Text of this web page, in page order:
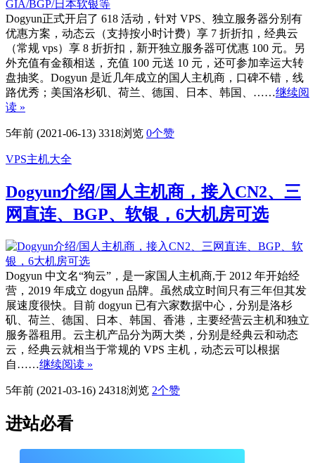
Dogyun正式开启了 618 活动，针对 VPS、独立服务器分别有
优惠方案，动态云（支持按小时计费）享 7 折折扣，经典云
（常规 vps）享 8 折折扣，新开独立服务器可优惠 100 元。另
外充值有金额相送，充值 100 元送 10 元，还可参加幸运大转
盘抽奖。Dogyun 是近几年成立的国人主机商，口碑不错，线
路优秀；美国洛杉矶、荷兰、德国、日本、韩国、……继续阅
读 »
5年前 (2021-06-13) 3318浏览 0个赞
VPS主机大全
Dogyun介绍/国人主机商，接入CN2、三
网直连、BGP、软银，6大机房可选
Dogyun 中文名“狗云”，是一家国人主机商,于 2012 年开始经
营，2019 年成立 dogyun 品牌。虽然成立时间只有三年但其发
展速度很快。目前 dogyun 已有六家数据中心，分别是洛杉
矶、荷兰、德国、日本、韩国、香港，主要经营云主机和独立
服务器租用。云主机产品分为两大类，分别是经典云和动态
云，经典云就相当于常规的 VPS 主机，动态云可以根据
自……继续阅读 »
5年前 (2021-03-16) 24318浏览 2个赞
进站必看